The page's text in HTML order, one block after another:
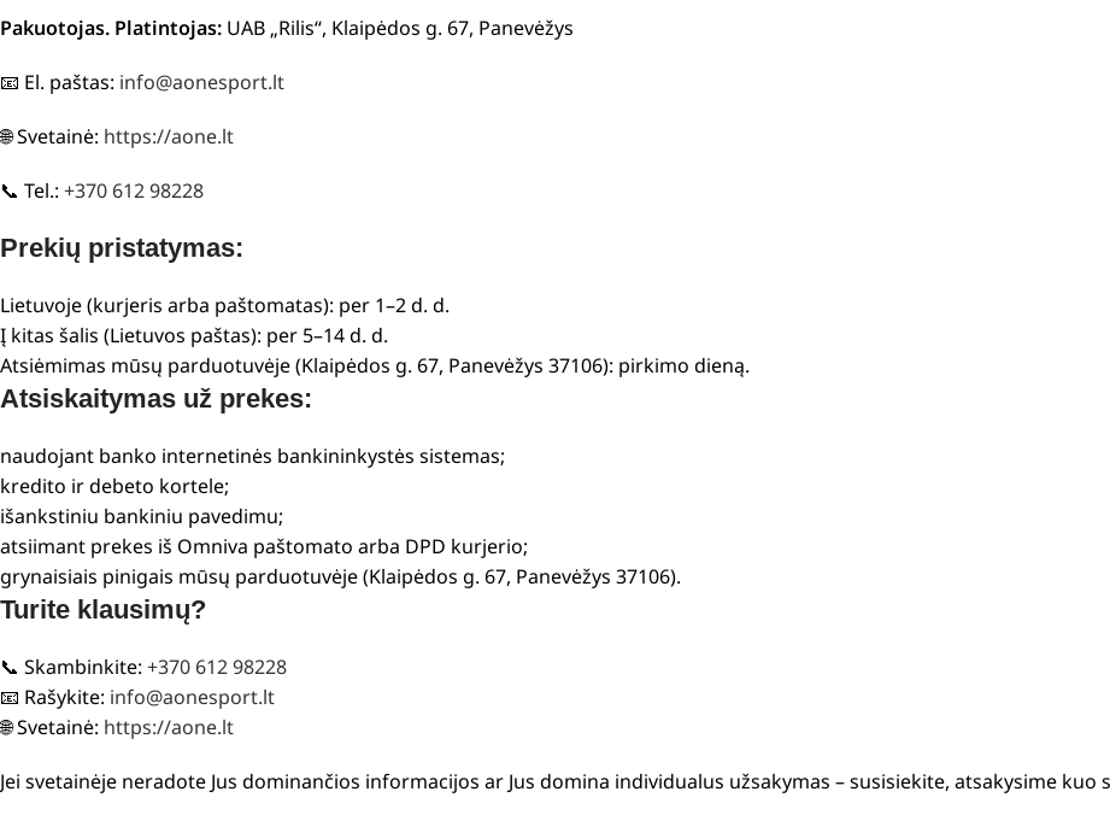
Pakuotojas. Platintojas: UAB „Rilis“, Klaipėdos g. 67, Panevėžys
📧 El. paštas: info@aonesport.lt
🌐 Svetainė: https://aone.lt
📞 Tel.: +370 612 98228
Prekių pristatymas:
Lietuvoje (kurjeris arba paštomatas): per 1–2 d. d.
Į kitas šalis (Lietuvos paštas): per 5–14 d. d.
Atsiėmimas mūsų parduotuvėje (Klaipėdos g. 67, Panevėžys 37106): pirkimo dieną.
Atsiskaitymas už prekes:
naudojant banko internetinės bankininkystės sistemas;
kredito ir debeto kortele;
išankstiniu bankiniu pavedimu;
atsiimant prekes iš Omniva paštomato arba DPD kurjerio;
grynaisiais pinigais mūsų parduotuvėje (Klaipėdos g. 67, Panevėžys 37106).
Turite klausimų?
📞 Skambinkite: +370 612 98228
📧 Rašykite: info@aonesport.lt
🌐 Svetainė: https://aone.lt
Jei svetainėje neradote Jus dominančios informacijos ar Jus domina individualus užsakymas – susisiekite, atsakysime kuo